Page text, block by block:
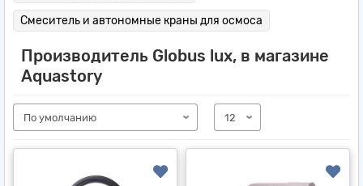
Смеситель и автономные краны для осмоса
Производитель Globus lux, в магазине
Aquastory